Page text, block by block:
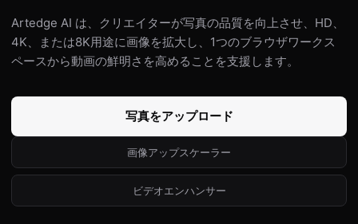
Artedge AI は、クリエイターが写真の品質を向上させ、HD、
4K、または8K用途に画像を拡大し、1つのブラウザワークス
ペースから動画の鮮明さを高めることを支援します。
写真をアップロード
画像アップスケーラー
ビデオエンハンサー